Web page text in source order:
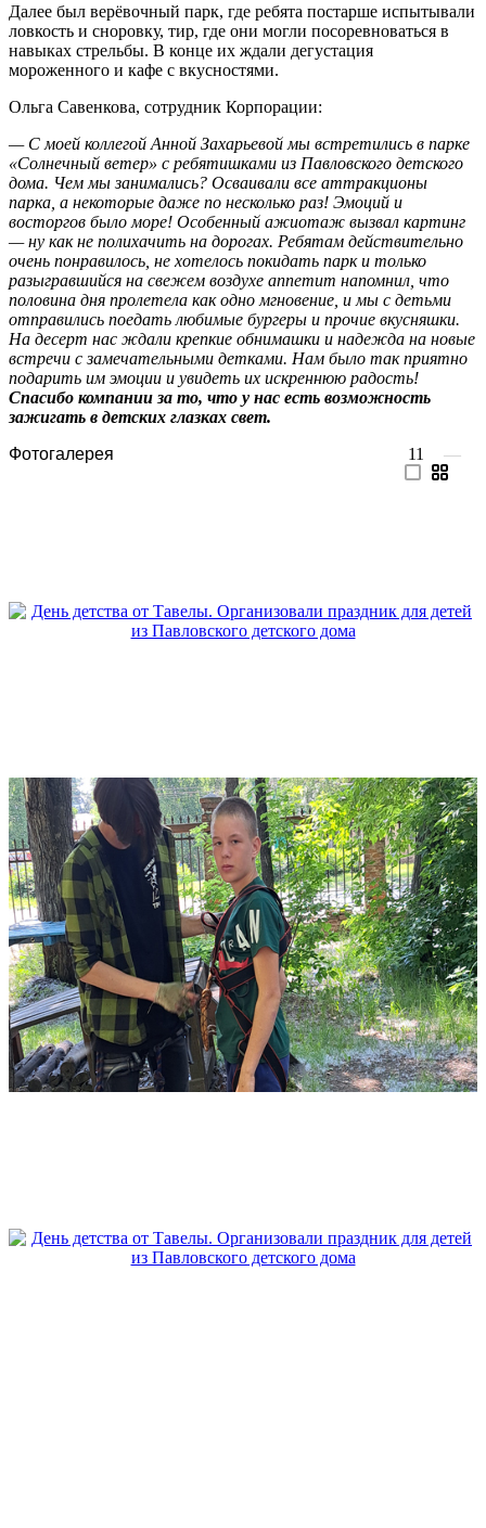
Далее был верёвочный парк, где ребята постарше испытывали
ловкость и сноровку, тир, где они могли посоревноваться в
навыках стрельбы. В конце их ждали дегустация
мороженного и кафе с вкусностями.
Ольга Савенкова, сотрудник Корпорации:
— С моей коллегой Анной Захарьевой мы встретились в парке
«Солнечный ветер» с ребятишками из Павловского детского
дома. Чем мы занимались? Осваивали все аттракционы
парка, а некоторые даже по несколько раз! Эмоций и
восторгов было море! Особенный ажиотаж вызвал картинг
— ну как не полихачить на дорогах. Ребятам действительно
очень понравилось, не хотелось покидать парк и только
разыгравшийся на свежем воздухе аппетит напомнил, что
половина дня пролетела как одно мгновение, и мы с детьми
отправились поедать любимые бургеры и прочие вкусняшки.
На десерт нас ждали крепкие обнимашки и надежда на новые
встречи с замечательными детками. Нам было так приятно
подарить им эмоции и увидеть их искреннюю радость!
Спасибо компании за то, что у нас есть возможность
зажигать в детских глазках свет.
Фотогалерея
11 —